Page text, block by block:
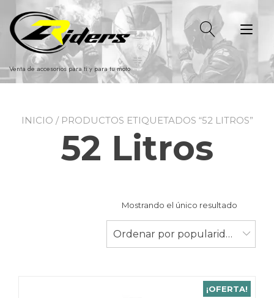
contenido
Venta de accesorios para ti y para tu moto
INICIO / PRODUCTOS ETIQUETADOS “52 LITROS”
52 Litros
Mostrando el único resultado
Ordenar por popularidad
¡OFERTA!